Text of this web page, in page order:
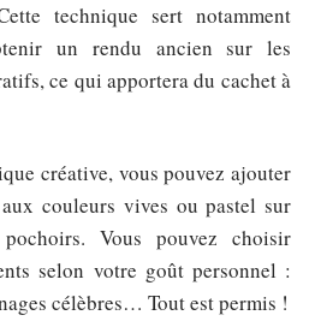
technique sert notamment
un rendu ancien sur les
ce qui apportera du cachet à
créative, vous pouvez ajouter
couleurs vives ou pastel sur
Vous pouvez choisir
selon votre goût personnel :
célèbres… Tout est permis !